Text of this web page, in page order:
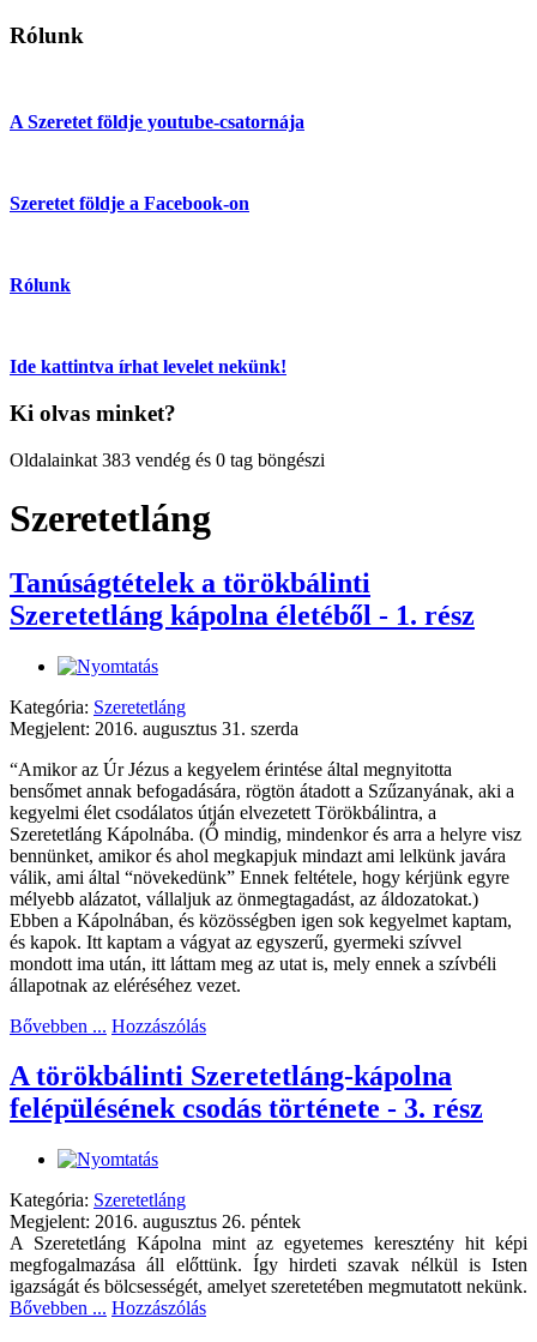
Rólunk
A Szeretet földje youtube-csatornája
Szeretet földje a Facebook-on
Rólunk
Ide kattintva írhat levelet nekünk!
Ki olvas minket?
Oldalainkat 383 vendég és 0 tag böngészi
Szeretetláng
Tanúságtételek a törökbálinti
Szeretetláng kápolna életéből - 1. rész
Kategória: Szeretetláng
Megjelent: 2016. augusztus 31. szerda
“Amikor az Úr Jézus a kegyelem érintése által megnyitotta
bensőmet annak befogadására, rögtön átadott a Szűzanyának, aki a
kegyelmi élet csodálatos útján elvezetett Törökbálintra, a
Szeretetláng Kápolnába. (Ő mindig, mindenkor és arra a helyre visz
bennünket, amikor és ahol megkapjuk mindazt ami lelkünk javára
válik, ami által “növekedünk” Ennek feltétele, hogy kérjünk egyre
mélyebb alázatot, vállaljuk az önmegtagadást, az áldozatokat.)
Ebben a Kápolnában, és közösségben igen sok kegyelmet kaptam,
és kapok. Itt kaptam a vágyat az egyszerű, gyermeki szívvel
mondott ima után, itt láttam meg az utat is, mely ennek a szívbéli
állapotnak az eléréséhez vezet.
Bővebben ... Hozzászólás
A törökbálinti Szeretetláng-kápolna
felépülésének csodás története - 3. rész
Kategória: Szeretetláng
Megjelent: 2016. augusztus 26. péntek
A Szeretetláng Kápolna mint az egyetemes keresztény hit képi
megfogalmazása áll előttünk. Így hirdeti szavak nélkül is Isten
igazságát és bölcsességét, amelyet szeretetében megmutatott nekünk.
Bővebben ... Hozzászólás